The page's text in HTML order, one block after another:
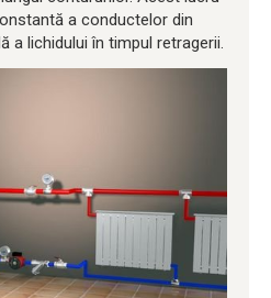
a conductelor din
a lichidului în timpul retragerii.